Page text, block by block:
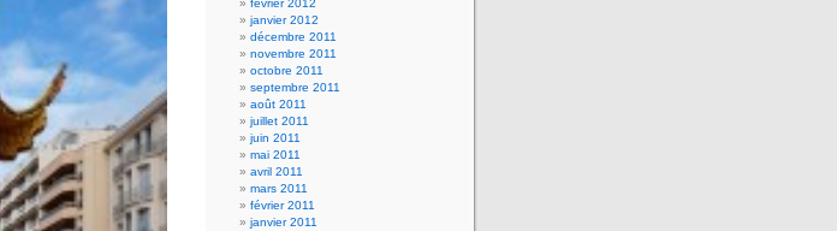
février 2012
janvier 2012
décembre 2011
novembre 2011
octobre 2011
septembre 2011
août 2011
juillet 2011
juin 2011
mai 2011
avril 2011
mars 2011
février 2011
janvier 2011